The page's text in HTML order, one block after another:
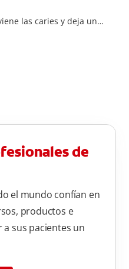
las caries y deja un
de
el mundo confían en
productos e
sus pacientes un